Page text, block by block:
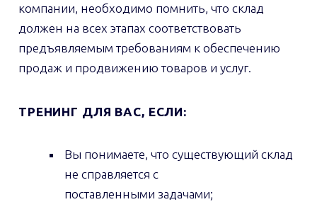
компании, необходимо помнить, что склад
должен на всех этапах соответствовать
предъявляемым требованиям к обеспечению
продаж и продвижению товаров и услуг.
ТРЕНИНГ ДЛЯ ВАС, ЕСЛИ:
Вы понимаете, что существующий склад
не справляется с
поставленными задачами;